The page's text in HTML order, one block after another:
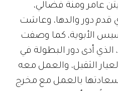
عامر ومنة فضالي،
دور والدها، وعاشت
الأبوية، كما وصفت
الذي أدى دور البطولة في
الثقيل، والعمل معه
بالعمل مع مخرج